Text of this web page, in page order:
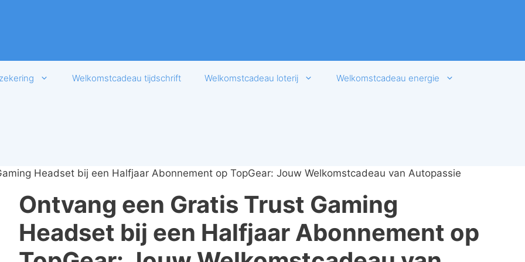
Welkomstcadeau tijdschrift Welkomstcadeau loterij Welkomstcadeau energie
Headset bij een Halfjaar Abonnement op TopGear: Jouw Welkomstcadeau van Autopassie
Ontvang een Gratis Trust Gaming
Headset bij een Halfjaar Abonnement op